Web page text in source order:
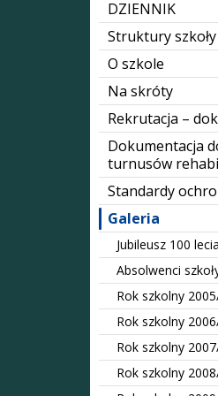
DZIENNIK
Struktury szkoły
O szkole
Na skróty
Rekrutacja –
Dokumentacja
turnusów
Standardy
Galeria
Jubileusz 100
Absolwenci
Rok szkolny
Rok szkolny
Rok szkolny
Rok szkolny